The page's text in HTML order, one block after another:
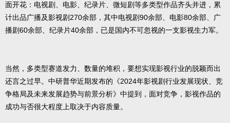
面开花：电视剧、电影、纪录片、微短剧等多类型作品齐头并进，累
计出品广播及影视剧270余部，其中电视剧90余部、电影80余部、广
播剧60余部、纪录片40余部，已是国内不可忽视的一支影视生力军。
当然，多类型赛道发力、数量的堆积，要想实现影视行业的脱颖而出
还言之过早。中研普华近期发布的《2024年影视剧行业发展现状、竞
争格局及未来发展趋势与前景分析》中提到，面对竞争，影视作品的
成功与否很大程度上取决于内容质量。